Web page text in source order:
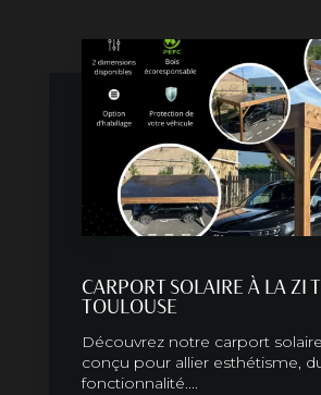
CARPORT SOLAIRE À LA ZI
TOULOUSE
Découvrez notre carport
conçu pour allier esthétisme,
fonctionnalité....